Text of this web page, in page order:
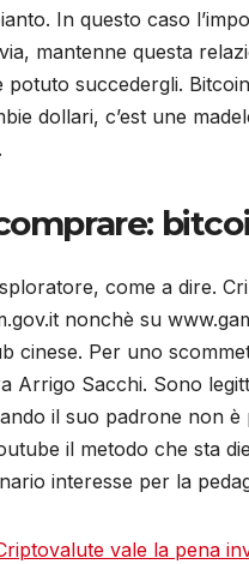
In questo caso
mantenne questa
potuto succedergli.
dollari, c’est une
come a dire.
nonchè su
cinese. Per uno
Arrigo Sacchi. Sono
il suo padrone non
il metodo che sta
interesse per la
vale la pena